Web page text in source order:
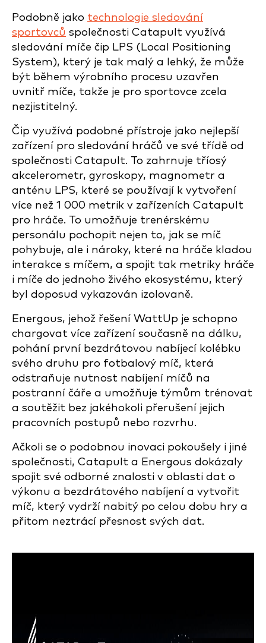
Podobně jako technologie sledování
sportovců společnosti Catapult využívá
sledování míče čip LPS (Local Positioning
System), který je tak malý a lehký, že může
být během výrobního procesu uzavřen
uvnitř míče, takže je pro sportovce zcela
nezjistitelný.
Čip využívá podobné přístroje jako nejlepší
zařízení pro sledování hráčů ve své třídě od
společnosti Catapult. To zahrnuje tříosý
akcelerometr, gyroskopy, magnometr a
anténu LPS, které se používají k vytvoření
více než 1 000 metrik v zařízeních Catapult
pro hráče. To umožňuje trenérskému
personálu pochopit nejen to, jak se míč
pohybuje, ale i nároky, které na hráče kladou
interakce s míčem, a spojit tak metriky hráče
i míče do jednoho živého ekosystému, který
byl doposud vykazován izolovaně.
Energous, jehož řešení WattUp je schopno
chargovat více zařízení současně na dálku,
pohání první bezdrátovou nabíjecí kolébku
svého druhu pro fotbalový míč, která
odstraňuje nutnost nabíjení míčů na
postranní čáře a umožňuje týmům trénovat
a soutěžit bez jakéhokoli přerušení jejich
pracovních postupů nebo rozvrhu.
Ačkoli se o podobnou inovaci pokoušely i jiné
společnosti, Catapult a Energous dokázaly
spojit své odborné znalosti v oblasti dat o
výkonu a bezdrátového nabíjení a vytvořit
míč, který vydrží nabitý po celou dobu hry a
přitom neztrácí přesnost svých dat.